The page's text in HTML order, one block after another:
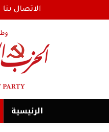
الاتصال بنا
الرئیسية